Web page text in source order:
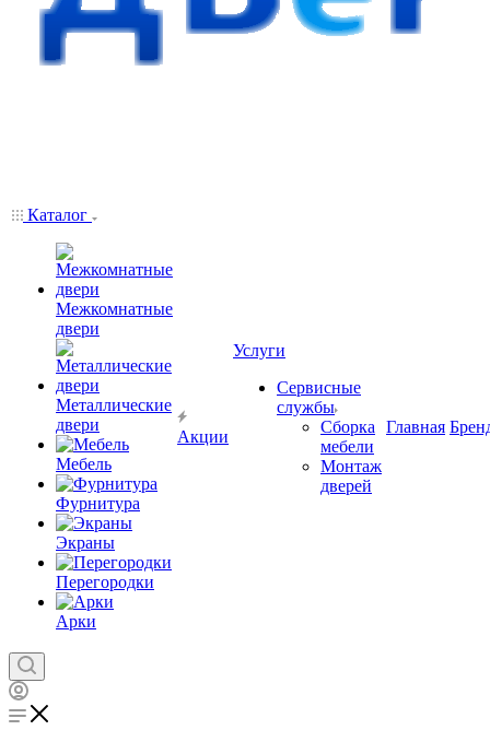
Каталог
Межкомнатные
двери
Металлические
двери
Мебель
Фурнитура
Экраны
Перегородки
Арки
Акции
Услуги
Сервисные
службы
Сборка
мебели
Монтаж
дверей
Главная